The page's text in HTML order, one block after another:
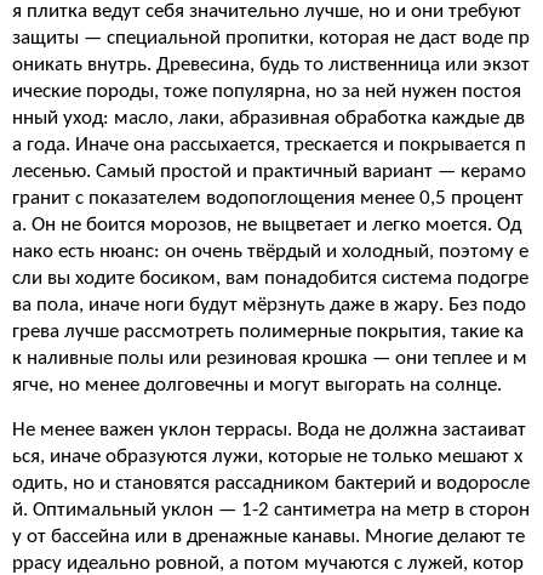
я плитка ведут себя значительно лучше, но и они требуют
защиты — специальной пропитки, которая не даст воде пр
оникать внутрь. Древесина, будь то лиственница или экзот
ические породы, тоже популярна, но за ней нужен постоя
нный уход: масло, лаки, абразивная обработка каждые дв
а года. Иначе она рассыхается, трескается и покрывается п
лесенью. Самый простой и практичный вариант — керамо
гранит с показателем водопоглощения менее 0,5 процент
а. Он не боится морозов, не выцветает и легко моется. Од
нако есть нюанс: он очень твёрдый и холодный, поэтому е
сли вы ходите босиком, вам понадобится система подогре
ва пола, иначе ноги будут мёрзнуть даже в жару. Без подо
грева лучше рассмотреть полимерные покрытия, такие ка
к наливные полы или резиновая крошка — они теплее и м
ягче, но менее долговечны и могут выгорать на солнце.
Не менее важен уклон террасы. Вода не должна застаиват
ься, иначе образуются лужи, которые не только мешают х
одить, но и становятся рассадником бактерий и водоросле
й. Оптимальный уклон — 1-2 сантиметра на метр в сторон
у от бассейна или в дренажные канавы. Многие делают те
ррасу идеально ровной, а потом мучаются с лужей, котор